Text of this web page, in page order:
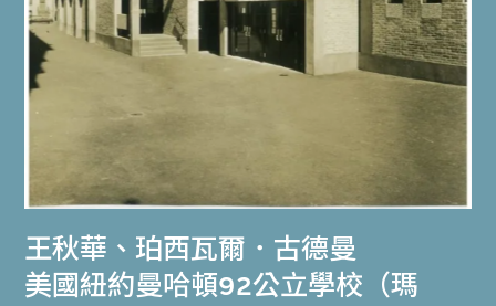
王秋華 、 珀西瓦爾．古德曼
美國紐約曼哈頓92公立學校（瑪